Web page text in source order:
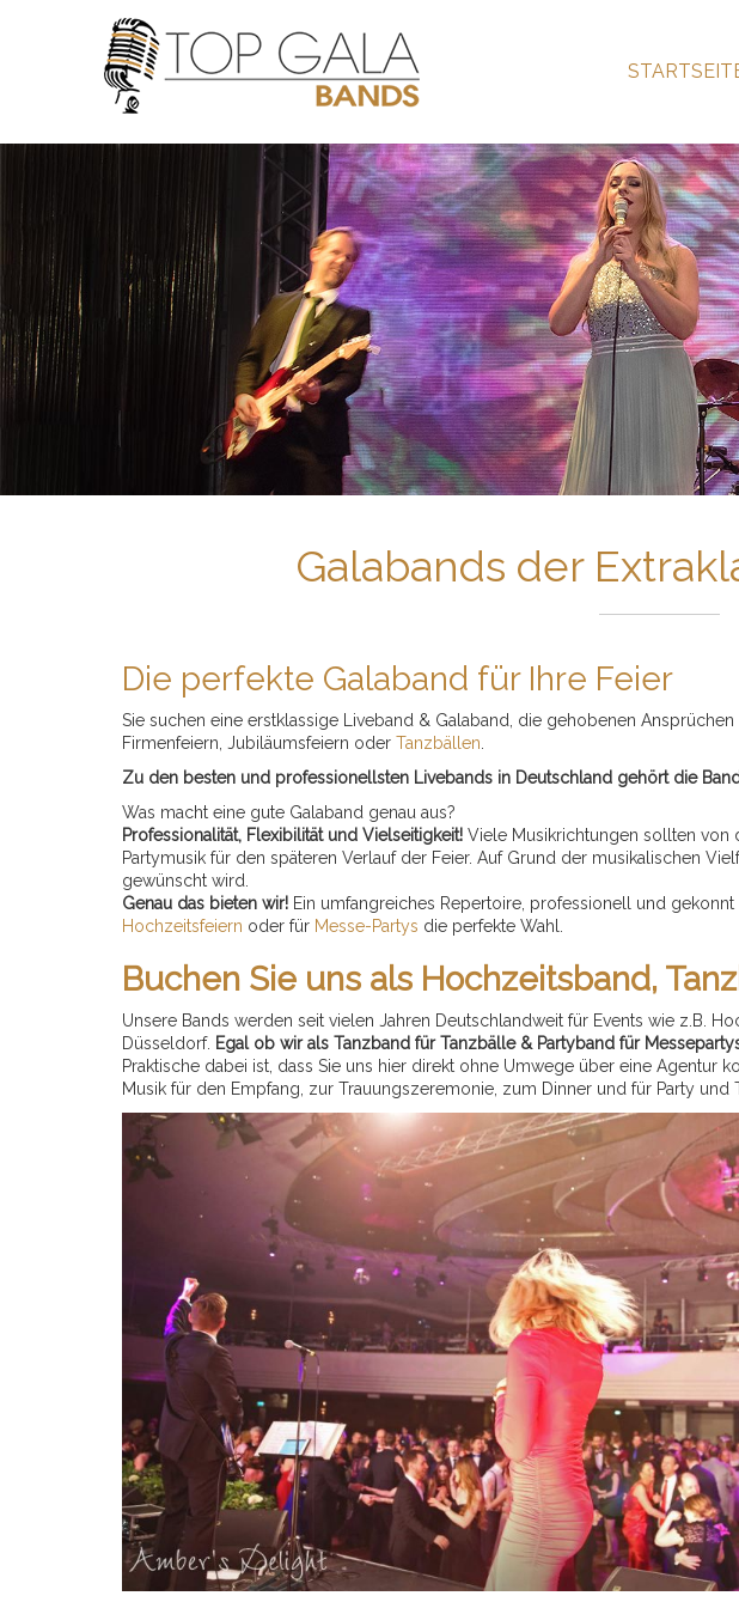
Galabands der
Die perfekte Galaband für Ihre Feier
Sie suchen eine erstklassige Liveband & Galaband, die gehobenen
Firmenfeiern, Jubiläumsfeiern oder Tanzbällen
Zu den besten und professionellsten Livebands in Deutschland gehört die
Was macht eine gute Galaband genau aus?
Professionalität, Flexibilität und Vielseitigkeit! Viele Musikrichtungen sollten von
Partymusik für den späteren Verlauf der Feier. Auf Grund der musikalischen
gewünscht wird.
Genau das bieten wir! Ein umfangreiches Repertoire, professionell und
Hochzeitsfeiern oder für Messe-Partys die perfekte Wahl.
Buchen Sie uns als Hochzeitsband,
Unsere Bands werden seit vielen Jahren Deutschlandweit für Events wie z.B.
Düsseldorf. Egal ob wir als Tanzband für Tanzbälle & Partyband für
Praktische dabei ist, dass Sie uns hier direkt ohne Umwege über eine Agentur
Musik für den Empfang, zur Trauungszeremonie, zum Dinner und für Party und